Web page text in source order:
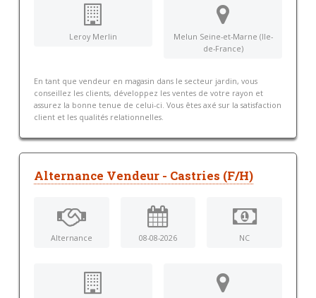
Leroy Merlin
Melun Seine-et-Marne (Ile-
de-France)
En tant que vendeur en magasin dans le secteur jardin, vous
conseillez les clients, développez les ventes de votre rayon et
assurez la bonne tenue de celui-ci. Vous êtes axé sur la satisfaction
client et les qualités relationnelles.
Alternance Vendeur - Castries (F/H)
Alternance 08-08-2026 NC